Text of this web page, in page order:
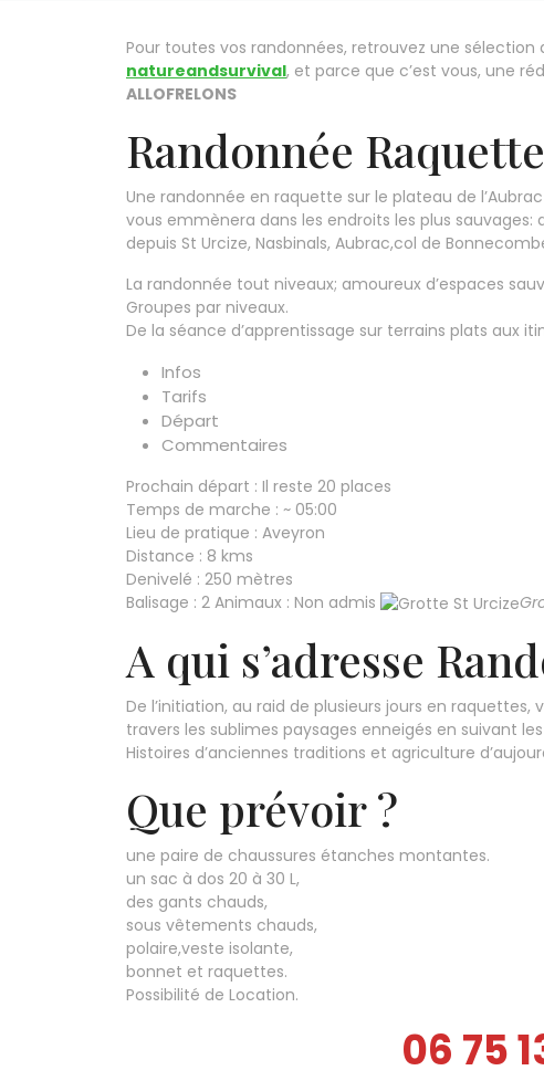
Pour toutes vos randonnées, retrouvez une
natureandsurvival, et parce que c’est vous, une
ALLOFRELONS
Randonnée
Une randonnée en raquette sur le plateau de
vous emmènera dans les endroits les plus sauvages:
depuis St Urcize, Nasbinals, Aubrac,col de
La randonnée tout niveaux; amoureux d’espaces
Groupes par niveaux.
De la séance d’apprentissage sur terrains plats aux
Infos
Tarifs
Départ
Commentaires
Prochain départ : Il reste 20 places
Temps de marche : ~ 05:00
Lieu de pratique : Aveyron
Distance : 8 kms
Denivelé : 250 mètres
Balisage : 2 Animaux : Non admis
A qui s’adresse
De l’initiation, au raid de plusieurs jours en
travers les sublimes paysages enneigés en suivant
Histoires d’anciennes traditions et agriculture
Que prévoir ?
une paire de chaussures étanches montantes.
un sac à dos 20 à 30 L,
des gants chauds,
sous vêtements chauds,
polaire,veste isolante,
bonnet et raquettes.
Possibilité de Location.
06 75